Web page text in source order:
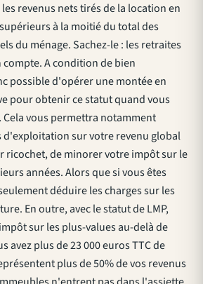
revenus nets tirés de la location en
à la moitié du total des
du ménage. Sachez-le : les retraites
compte. A condition de bien
possible d'opérer une montée en
pour obtenir ce statut quand vous
vous permettra notamment
sur votre revenu global
ricochet, de minorer votre impôt sur le
années. Alors que si vous êtes
déduire les charges sur les
En outre, avec le statut de LMP,
sur les plus-values au-delà de
avez plus de 23 000 euros TTC de
plus de 50% de vos revenus